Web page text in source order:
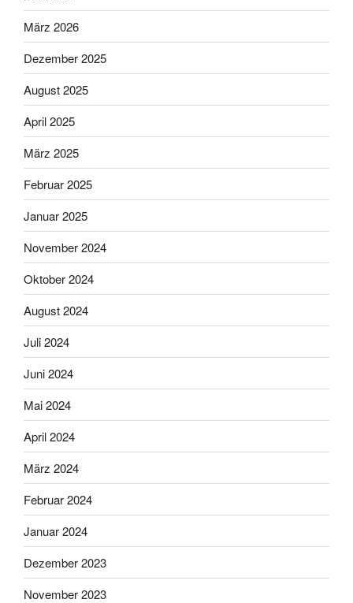
März 2026
Dezember 2025
August 2025
April 2025
März 2025
Februar 2025
Januar 2025
November 2024
Oktober 2024
August 2024
Juli 2024
Juni 2024
Mai 2024
April 2024
März 2024
Februar 2024
Januar 2024
Dezember 2023
November 2023